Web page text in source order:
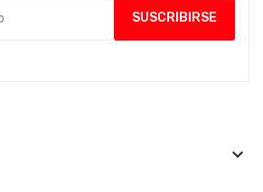
keyboard_arrow_down